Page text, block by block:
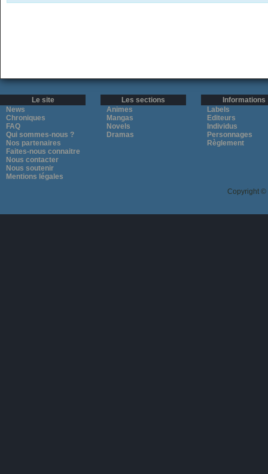
Le site
News
Chroniques
FAQ
Qui sommes-nous ?
Nos partenaires
Faites-nous connaitre
Nous contacter
Nous soutenir
Mentions légales
Les sections
Animes
Mangas
Novels
Dramas
Informations
Labels
Editeurs
Individus
Personnages
Règlement
Copyright ©